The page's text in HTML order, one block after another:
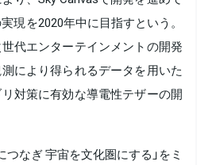
実現を2020年中に目指すという。
代エンターテインメントの開発
により得られるデータを用いた
対策に有効な導電性テザーの開
つなぎ 宇宙を文化圏にする」をミ